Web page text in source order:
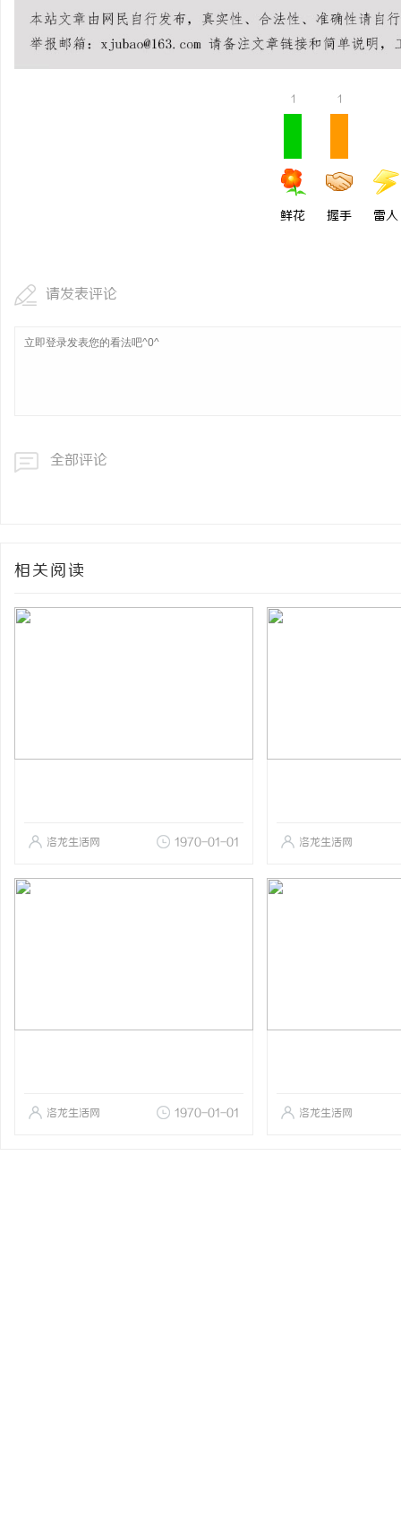
1
鲜花
1
握手 雷人
请发表评论
全部评论
相关阅读
洛龙生活网 1970-01-01 洛龙生活网
洛龙生活网 1970-01-01 洛龙生活网